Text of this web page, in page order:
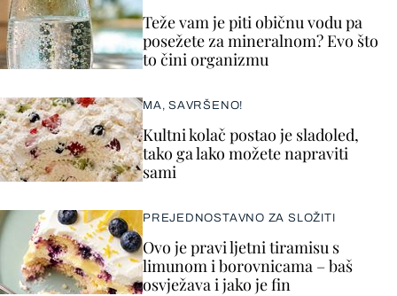
Teže vam je piti običnu vodu pa
posežete za mineralnom? Evo što
to čini organizmu
MA, SAVRŠENO!
Kultni kolač postao je sladoled,
tako ga lako možete napraviti
sami
PREJEDNOSTAVNO ZA SLOŽITI
Ovo je pravi ljetni tiramisu s
limunom i borovnicama – baš
osvježava i jako je fin